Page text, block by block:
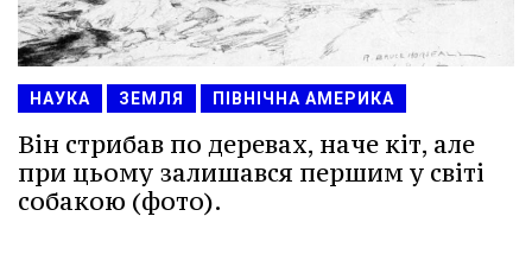
НАУКА ЗЕМЛЯ ПІВНІЧНА АМЕРИКА
Він стрибав по деревах, наче кіт, але
при цьому залишався першим у світі
собакою (фото).